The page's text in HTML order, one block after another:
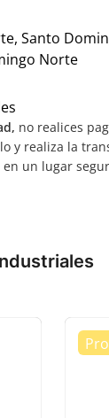
Santo
Norte
no realices
y realiza la
un lugar